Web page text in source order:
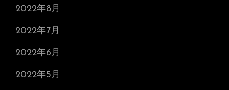
2022年8月
2022年7月
2022年6月
2022年5月